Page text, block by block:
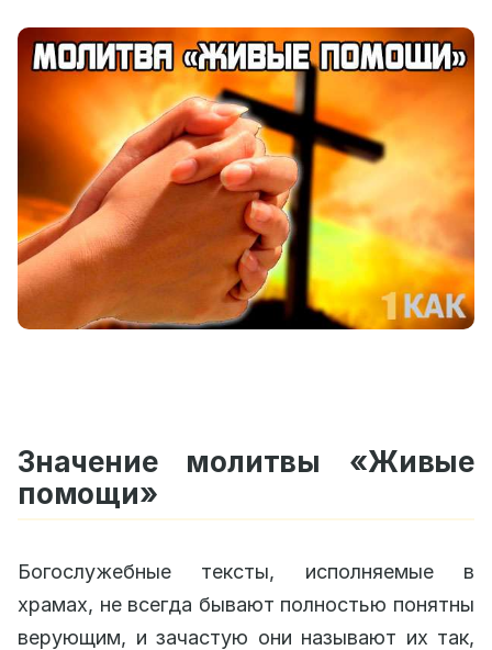
Значение молитвы «Живые
помощи»
Богослужебные тексты, исполняемые в
храмах, не всегда бывают полностью понятны
верующим, и зачастую они называют их так,